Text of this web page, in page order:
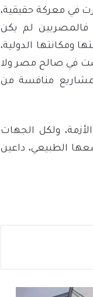
في معركة حقيقية،
فالمصريين لم يكن
ومكانتها الدولية،
في صالح مصر ولا
منافسة من
ولكل الجهات
الطبيعي، داعين